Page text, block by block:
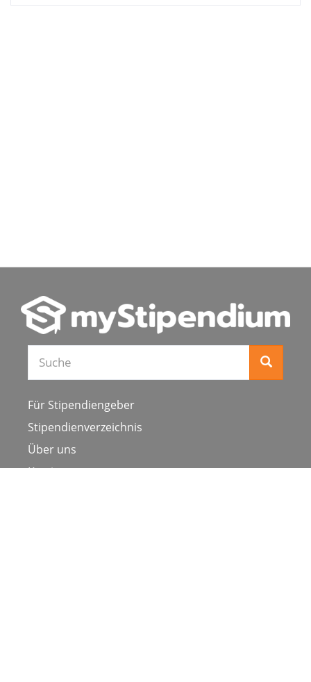
Suche
Für Stipendiengeber
Stipendienverzeichnis
Über uns
Karriere